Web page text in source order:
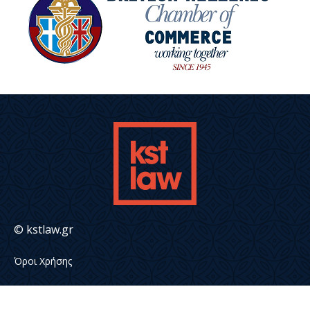
© kstlaw.gr
Όροι Χρήσης